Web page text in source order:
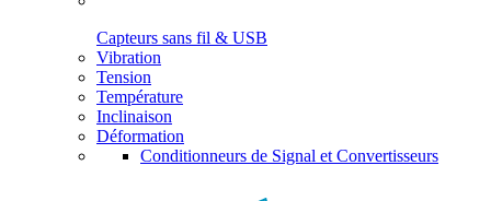
Capteurs sans fil & USB
Vibration
Tension
Température
Inclinaison
Déformation
Conditionneurs de Signal et Convertisseurs